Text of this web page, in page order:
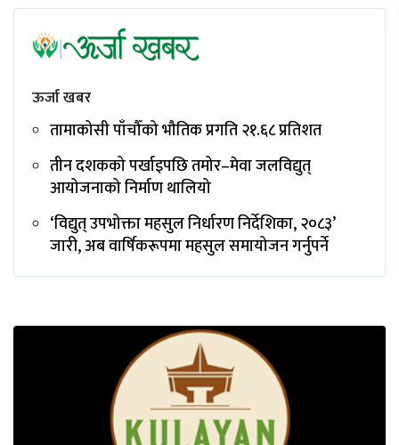
ऊर्जा खबर
तामाकोसी पाँचौँको भौतिक प्रगति २१.६८ प्रतिशत
तीन दशकको पर्खाइपछि तमोर–मेवा जलविद्युत्
आयोजनाको निर्माण थालियो
‘विद्युत् उपभोक्ता महसुल निर्धारण निर्देशिका, २०८३’
जारी, अब वार्षिकरूपमा महसुल समायोजन गर्नुपर्ने